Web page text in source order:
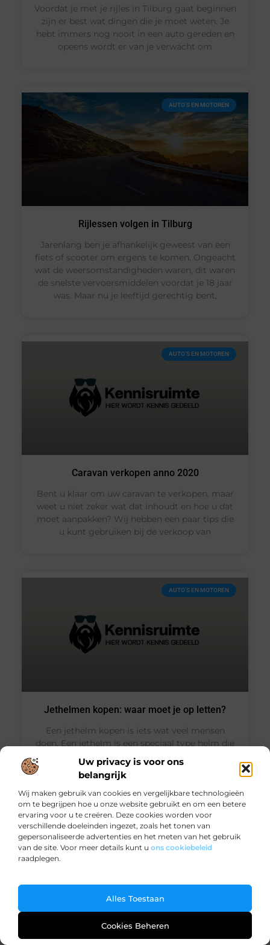
Uw privacy is voor ons
belangrijk
Wij maken gebruik van cookies en vergelijkbare technologieën
om te begrijpen hoe u onze website gebruikt en om een betere
ervaring voor u te creëren. Deze cookies worden voor
verschillende doeleinden ingezet, zoals het tonen van
gepersonaliseerde advertenties en het meten van het gebruik
van de site. Voor meer details kunt u ons cookiebeleid
raadplegen.
Alles Toestaan
Cookies Beheren
Voordat je met je rijles in Tilburg gaat beginnen
zijn er best wat dingen die je moet weten. Je
hebt immers nog nooit in een auto gereden en
opeens wordt er van je verwacht om
AUTO’S EN MOTOREN
Rijlessen volgen in Tilburg
Jarenlang ben je afhankelijk geweest van een
fiets of scooter om ergens te komen. Ongeacht
wat de weersomstandigheden waren, dit waren
de snelste vervoersmiddelen voordat je 18 jaar
was. Maar nu je leeftijd gerechtig bent,
AUTO’S EN MOTOREN
Caravan verkopen anno 2020
Bent u klaar om uw caravan te verkopen, maar
weet u niet zeker wat dat inhoudt en hoe u dat
moet aanpakken? Wij hebben een paar tips die
u kunt gebruiken bij de verkoop van
AUTO’S EN MOTOREN
Jethelmen kopen: waar moet je op letten?
Een jethelm kopen is iets wat veel mensen
doen. Een jethelm is een speciaal type helm die
het hoofd omgeeft maar het gezicht volledig
vrij laat. De jethelm is een helm met klassieke
kenmerken en
AUTO’S EN MOTOREN